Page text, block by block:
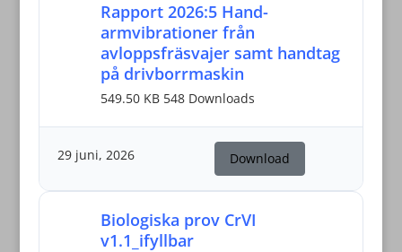
Rapport 2026:5 Hand-
armvibrationer från
avloppsfräsvajer samt handtag
på drivborrmaskin
549.50 KB 548 Downloads
29 juni, 2026 Download
Biologiska prov CrVI
v1.1_ifyllbar